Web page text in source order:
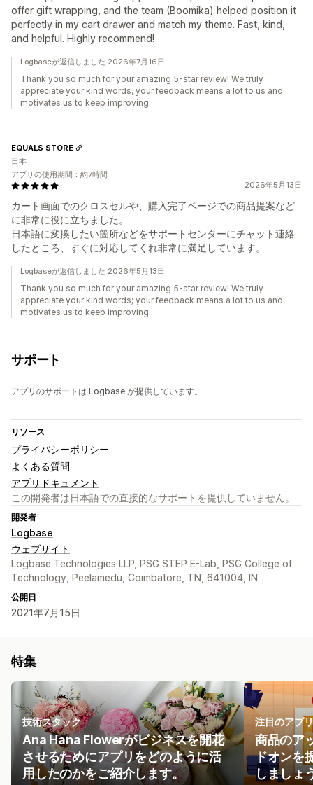
offer gift wrapping, and the team (Boomika) helped position it
perfectly in my cart drawer and match my theme. Fast, kind,
and helpful. Highly recommend!
Logbaseが返信しました 2026年7月16日
Thank you so much for your amazing 5-star review! We truly
appreciate your kind words, your feedback means a lot to us and
motivates us to keep improving.
2026年5月13日
カート画面でのクロスセルや、購入完了ページでの商品提案など
に非常に役に立ちました。
日本語に変換したい箇所などをサポートセンターにチャット連絡
したところ、すぐに対応してくれ非常に満足しています。
EQUALS STORE
日本
アプリの使用期間：約7時間
Logbaseが返信しました 2026年5月13日
Thank you so much for your amazing 5-star review! We truly
appreciate your kind words; your feedback means a lot to us and
motivates us to keep improving.
サポート
アプリのサポートは Logbase が提供しています。
リソース
プライバシーポリシー
よくある質問
アプリドキュメント
この開発者は日本語での直接的なサポートを提供していません。
開発者
Logbase
ウェブサイト
Logbase Technologies LLP, PSG STEP E-Lab, PSG College of
Technology, Peelamedu, Coimbatore, TN, 641004, IN
公開日
2021年7月15日
特集
技術スタック
Ana Hana Flowerがビジネスを開花
させるためにアプリをどのように活
用したのかをご紹介します。
注目のアプリ
商品のア
ドオンを
しましょ